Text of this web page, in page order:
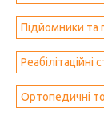
Підйомники та
Ортопедичні